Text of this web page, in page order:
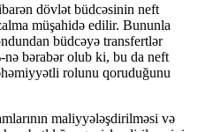
dövlət büdcəsinin neft
müşahidə edilir. Bununla
büdcəyə transfertlər
bərabər olub ki, bu da neft
rolunu qoruduğunu
maliyyələşdirilməsi və